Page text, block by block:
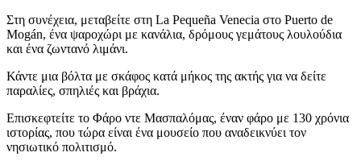
Στη συνέχεια, μεταβείτε στη La Pequeña Venecia στο Puerto de
Mogán, ένα ψαροχώρι με κανάλια, δρόμους γεμάτους λουλούδια
και ένα ζωντανό λιμάνι.
Κάντε μια βόλτα με σκάφος κατά μήκος της ακτής για να δείτε
παραλίες, σπηλιές και βράχια.
Επισκεφτείτε το Φάρο ντε Μασπαλόμας, έναν φάρο με 130 χρόνια
ιστορίας, που τώρα είναι ένα μουσείο που αναδεικνύει τον
νησιωτικό πολιτισμό.